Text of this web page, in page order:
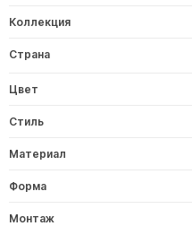
Коллекция
Страна
Цвет
Стиль
Материал
Форма
Монтаж